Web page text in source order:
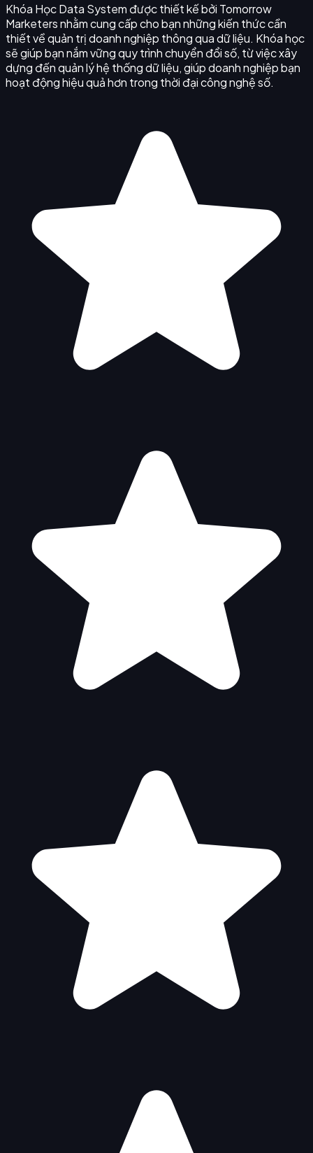
Khóa Học Data System được thiết kế bởi Tomorrow
Marketers nhằm cung cấp cho bạn những kiến thức cần
thiết về quản trị doanh nghiệp thông qua dữ liệu. Khóa học
sẽ giúp bạn nắm vững quy trình chuyển đổi số, từ việc xây
dựng đến quản lý hệ thống dữ liệu, giúp doanh nghiệp bạn
hoạt động hiệu quả hơn trong thời đại công nghệ số.